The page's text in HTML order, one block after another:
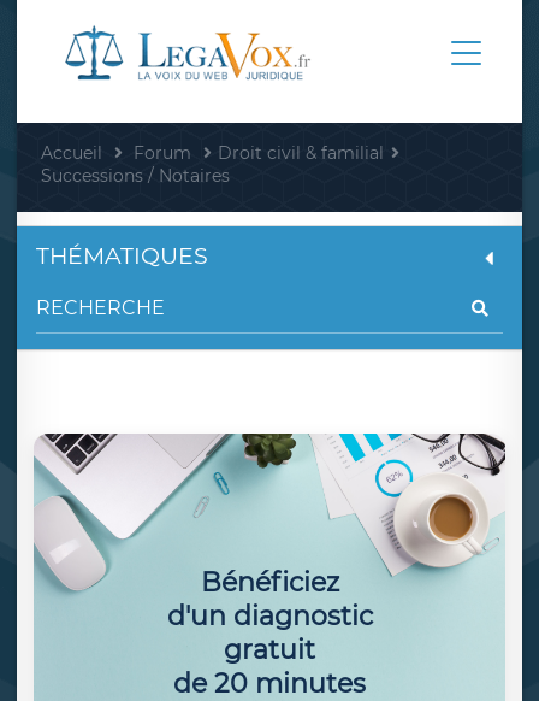
Accueil Forum
Droit civil & familial
Successions / Notaires
THÉMATIQUES
Bénéficiez
d'un diagnostic
gratuit
de 20 minutes